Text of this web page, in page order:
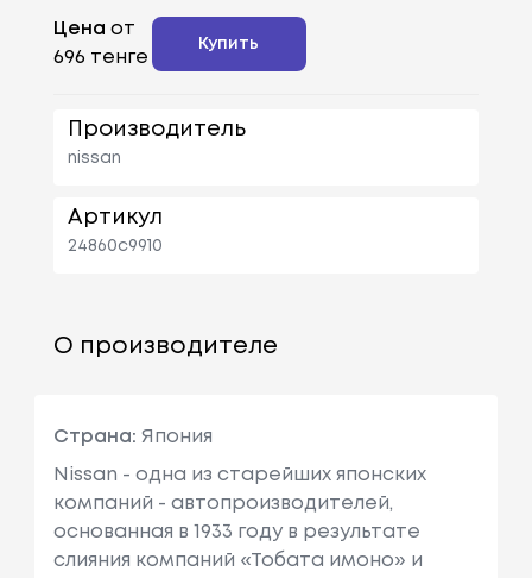
Цена от
696 тенге
Купить
Производитель
nissan
Артикул
24860c9910
О производителе
Страна: Япония
Nissan - одна из старейших японских
компаний - автопроизводителей,
основанная в 1933 году в результате
слияния компаний «Тобата имоно» и